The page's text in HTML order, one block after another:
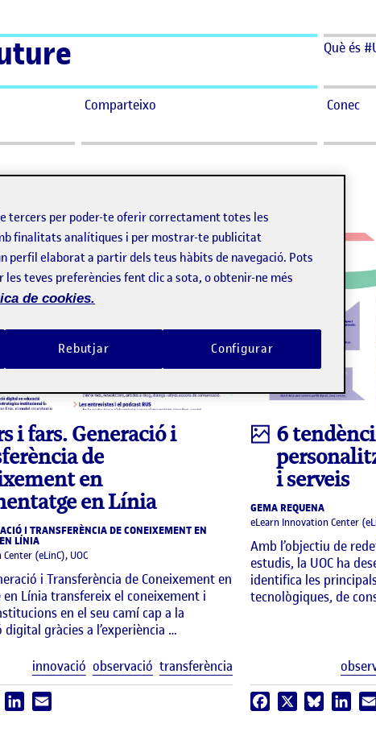
Què és
Comparteixo Conec
i fars. Generació i
de
en
en Línia
I TRANSFERÈNCIA DE CONEIXEMENT EN
LÍNIA
(eLinC), UOC
i Transferència de Coneixement en
Línia transfereix el coneixement i
en el seu camí cap a la
gràcies a l’experiència …
Etiquetes
innovació observació transferència
Bluesky LinkedIn
Infografia
6
i serveis
GEMA REQUENA
eLearn Innovation Center
Amb l’objectiu de
estudis, la UOC ha
identifica les
tecnològiques, de
Facebook Bluesky
tercers per poder-te oferir correctament totes les
finalitats analítiques i per mostrar-te publicitat
perfil elaborat a partir dels teus hàbits de navegació. Pots
teves preferències fent clic a sota, o obtenir-ne més
de cookies.
Rebutjar Configurar